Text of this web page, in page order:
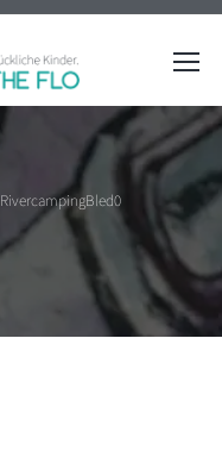
RivercampingBled0